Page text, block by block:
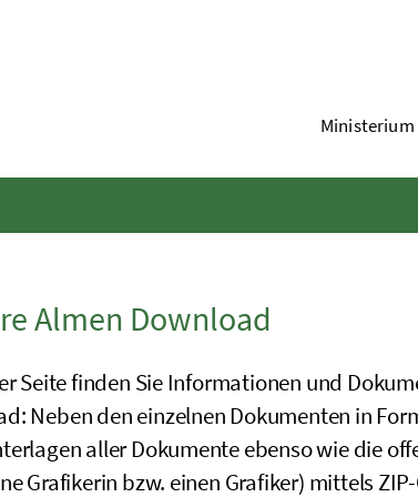
Ministerium
Almen Download
Seite finden Sie Informationen und
Neben den einzelnen Dokumenten in
aller Dokumente ebenso wie die
Grafikerin bzw. einen Grafiker) mittels